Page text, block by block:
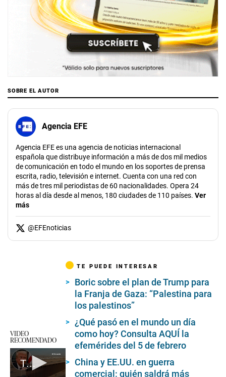
SOBRE EL AUTOR
Agencia EFE
Agencia EFE es una agencia de noticias internacional
española que distribuye información a más de dos mil medios
de comunicación en todo el mundo en los soportes de prensa
escrita, radio, televisión e internet. Cuenta con una red con
más de tres mil periodistas de 60 nacionalidades. Opera 24
horas al día desde al menos, 180 ciudades de 110 países. Ver
más
@EFEnoticias
VIDEO
RECOMENDADO
Trump enviará 1.500 militares adicionales a la frontera con México
TE PUEDE INTERESAR
Boric sobre el plan de Trump para
la Franja de Gaza: “Palestina para
los palestinos”
¿Qué pasó en el mundo un día
como hoy? Consulta AQUÍ la
efemérides del 5 de febrero
China y EE.UU. en guerra
comercial: quién saldrá más